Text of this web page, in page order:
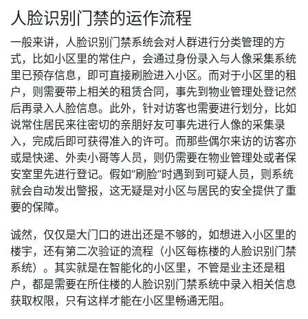
人脸识别门禁的运作流程
一般来讲，人脸识别门禁系统会对人群进行分类管理的方
式，比如小区里的常住户，会通过身份录入与人像采集系统
里已预存信息，即可直接刷脸进入小区。而对于小区里的租
户，则需要带上相关的租赁合同，事先到物业管理处登记然
后再录入人脸信息。此外，针对访客也需要进行划分，比如
说常住居民来往密切的亲朋好友可事先进行人像的采集录
入，完成后即可获得准入的许可。而那些偶尔来访的访客亦
或是快递、外卖小哥等人员，则仍需要在物业管理处或者保
安室里先进行登记。假如“刷脸”时遇到到可疑人员，则系统
就会自动发出警报，这无疑是对小区与居民的安全提供了重
要的保障。
诚然，仅仅是大门口的进出还是不够的，如想进入小区里的
楼宇，还有第二次验证的流程（小区每栋楼的人脸识别门禁
系统）。其实就是在智能化的小区里，不管是业主还是租
户，都是需要在所住楼的人脸识别门禁系统中录入相关信息
获取权限，只有这样才能在小区里畅通无阻。